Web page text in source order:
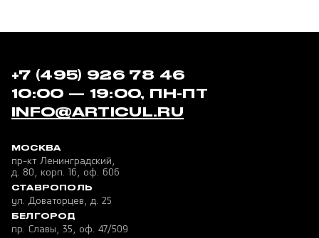
+7 (495) 926 78 46
10:00 — 19:00, ПН-ПТ
INFO@ARTICUL.RU
МОСКВА
пр-кт Ленинградский,
д. 80, корп. 16, оф. 606
СТАВРОПОЛЬ
ул. Доваторцев, д. 25
БЕЛГОРОД
пр. Славы, 35, оф. 47/509